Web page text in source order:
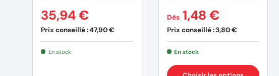
Prix conseillé :47,90 €
35,94 €
En stock
Prix conseillé :3,80 €
Dès1,48 €
En stock